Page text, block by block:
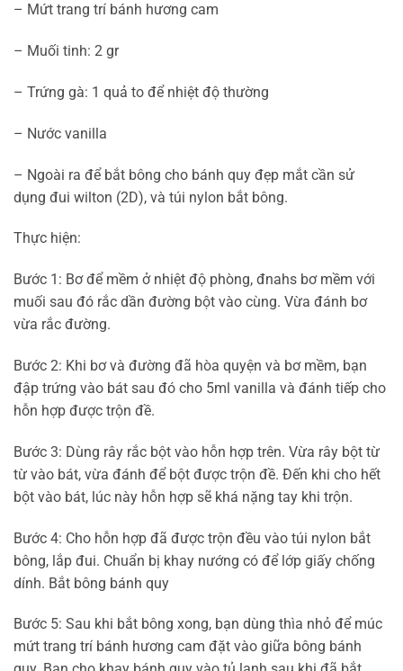
– Mứt trang trí bánh hương cam
– Muối tinh: 2 gr
– Trứng gà: 1 quả to để nhiệt độ thường
– Nước vanilla
– Ngoài ra để bắt bông cho bánh quy đẹp mắt cần sử
dụng đui wilton (2D), và túi nylon bắt bông.
Thực hiện:
Bước 1: Bơ để mềm ở nhiệt độ phòng, đnahs bơ mềm với
muối sau đó rắc dần đường bột vào cùng. Vừa đánh bơ
vừa rắc đường.
Bước 2: Khi bơ và đường đã hòa quyện và bơ mềm, bạn
đập trứng vào bát sau đó cho 5ml vanilla và đánh tiếp cho
hỗn hợp được trộn đề.
Bước 3: Dùng rây rắc bột vào hỗn hợp trên. Vừa rây bột từ
từ vào bát, vừa đánh để bột được trộn đề. Đến khi cho hết
bột vào bát, lúc này hỗn hợp sẽ khá nặng tay khi trộn.
Bước 4: Cho hỗn hợp đã được trộn đều vào túi nylon bắt
bông, lắp đui. Chuẩn bị khay nướng có để lớp giấy chống
dính. Bắt bông bánh quy
Bước 5: Sau khi bắt bông xong, bạn dùng thìa nhỏ để múc
mứt trang trí bánh hương cam đặt vào giữa bông bánh